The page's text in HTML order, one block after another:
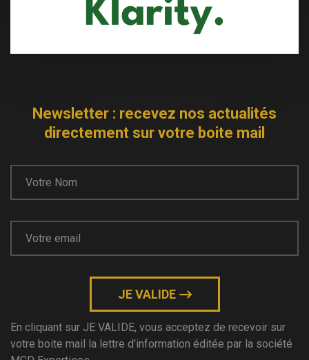
Newsletter : recevez nos actualités
directement sur votre boite mail
JE VALIDE
En cliquant sur JE VALIDE, vous acceptez de recevoir sur
votre boite mail la lettre d'information éditée par la société